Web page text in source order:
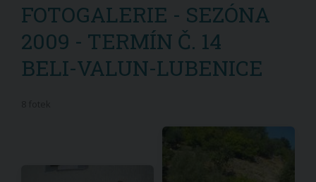
FOTOGALERIE - SEZÓNA
2009 - TERMÍN Č. 14
BELI-VALUN-LUBENICE